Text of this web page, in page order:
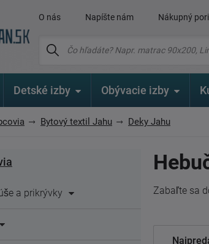
O nás Napíšte nám Nákupný
Detské izby Obývacie izby
Bytový textil Jahu Deky Jahu
a prikrývky Zabaľte sa